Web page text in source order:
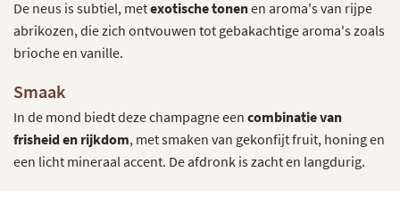
De neus is subtiel, metexotische tonenen aroma's van rijpe
abrikozen, die zich ontvouwen tot gebakachtige aroma's zoals
brioche en vanille.
Smaak
In de mond biedt deze champagne een combinatie van
frisheid en rijkdom, met smaken van gekonfijt fruit, honing en
een licht mineraal accent. De afdronk is zacht en langdurig.